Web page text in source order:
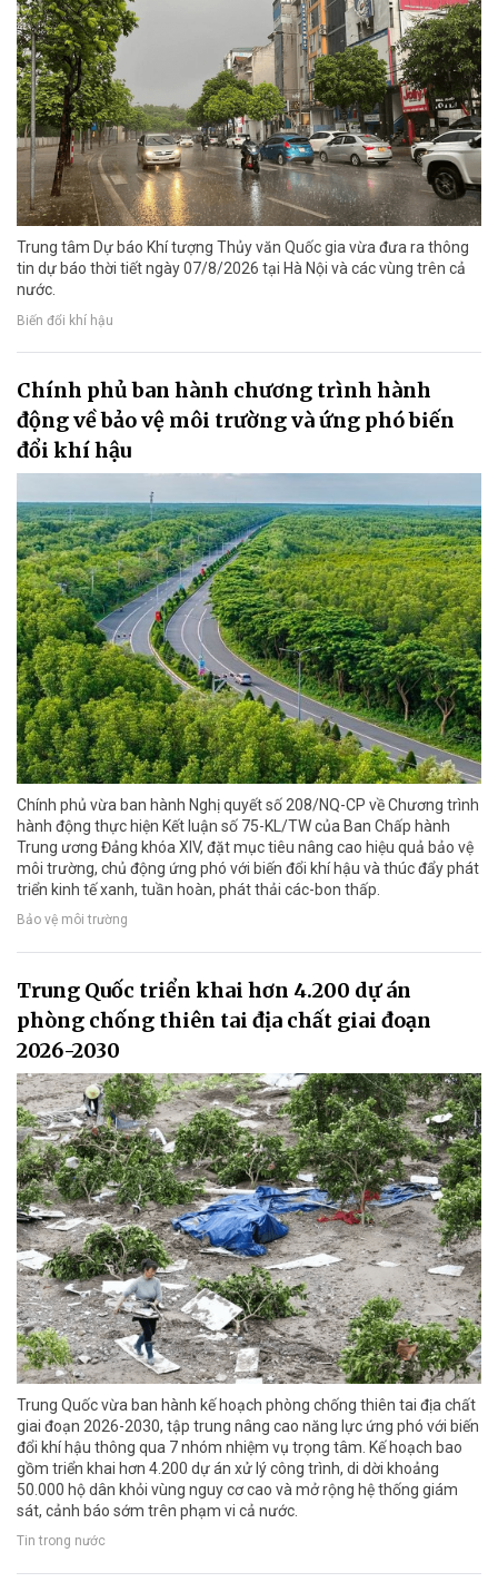
Trung tâm Dự báo Khí tượng Thủy văn Quốc gia vừa đưa ra thông
tin dự báo thời tiết ngày 07/8/2026 tại Hà Nội và các vùng trên cả
nước.
Biến đổi khí hậu
Chính phủ ban hành chương trình hành
động về bảo vệ môi trường và ứng phó biến
đổi khí hậu
Chính phủ vừa ban hành Nghị quyết số 208/NQ-CP về Chương trình
hành động thực hiện Kết luận số 75-KL/TW của Ban Chấp hành
Trung ương Đảng khóa XIV, đặt mục tiêu nâng cao hiệu quả bảo vệ
môi trường, chủ động ứng phó với biến đổi khí hậu và thúc đẩy phát
triển kinh tế xanh, tuần hoàn, phát thải các-bon thấp.
Bảo vệ môi trường
Trung Quốc triển khai hơn 4.200 dự án
phòng chống thiên tai địa chất giai đoạn
2026-2030
Trung Quốc vừa ban hành kế hoạch phòng chống thiên tai địa chất
giai đoạn 2026-2030, tập trung nâng cao năng lực ứng phó với biến
đổi khí hậu thông qua 7 nhóm nhiệm vụ trọng tâm. Kế hoạch bao
gồm triển khai hơn 4.200 dự án xử lý công trình, di dời khoảng
50.000 hộ dân khỏi vùng nguy cơ cao và mở rộng hệ thống giám
sát, cảnh báo sớm trên phạm vi cả nước.
Tin trong nước